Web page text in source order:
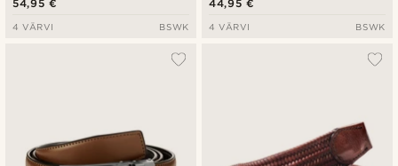
54,95 €
4 VÄRVI BSWK
44,95 €
4 VÄRVI BSWK